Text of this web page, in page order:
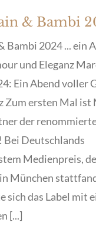
& Bambi
Bambi 2024 ... ein
und Eleganz
Ein Abend voller
Zum ersten Mal ist
der
Bei Deutschlands
Medienpreis,
München
sich das Label mit
[...]